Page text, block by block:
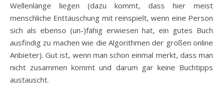
Wellenlänge liegen (dazu kommt, dass hier meist
menschliche Enttäuschung mit reinspielt, wenn eine Person
sich als ebenso (un-)fähig erwiesen hat, ein gutes Buch
ausfindig zu machen wie die Algorithmen der großen online
Anbieter). Gut ist, wenn man schon einmal merkt, dass man
nicht zusammen kommt und darum gar keine Buchtipps
austauscht.